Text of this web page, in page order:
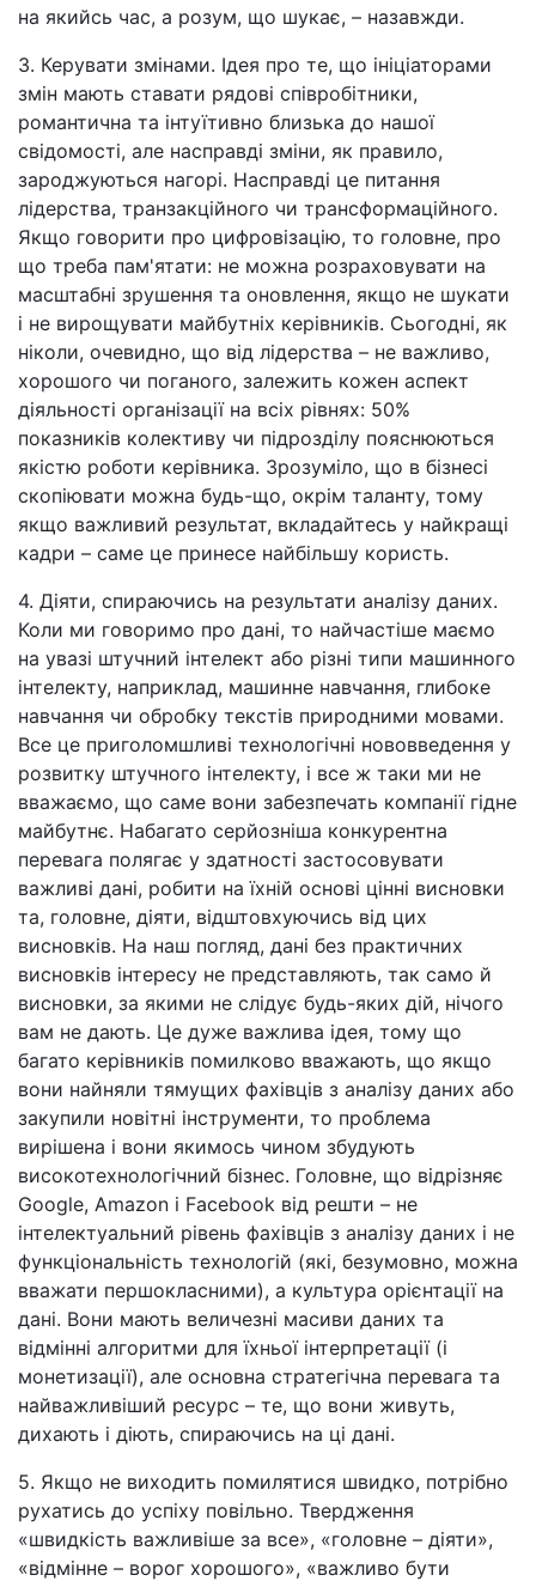
на якийсь час, а розум, що шукає, – назавжди.
3. Керувати змінами. Ідея про те, що ініціаторами
змін мають ставати рядові співробітники,
романтична та інтуїтивно близька до нашої
свідомості, але насправді зміни, як правило,
зароджуються нагорі. Насправді це питання
лідерства, транзакційного чи трансформаційного.
Якщо говорити про цифровізацію, то головне, про
що треба пам'ятати: не можна розраховувати на
масштабні зрушення та оновлення, якщо не шукати
і не вирощувати майбутніх керівників. Сьогодні, як
ніколи, очевидно, що від лідерства – не важливо,
хорошого чи поганого, залежить кожен аспект
діяльності організації на всіх рівнях: 50%
показників колективу чи підрозділу пояснюються
якістю роботи керівника. Зрозуміло, що в бізнесі
скопіювати можна будь-що, окрім таланту, тому
якщо важливий результат, вкладайтесь у найкращі
кадри – саме це принесе найбільшу користь.
4. Діяти, спираючись на результати аналізу даних.
Коли ми говоримо про дані, то найчастіше маємо
на увазі штучний інтелект або різні типи машинного
інтелекту, наприклад, машинне навчання, глибоке
навчання чи обробку текстів природними мовами.
Все це приголомшливі технологічні нововведення у
розвитку штучного інтелекту, і все ж таки ми не
вважаємо, що саме вони забезпечать компанії гідне
майбутнє. Набагато серйозніша конкурентна
перевага полягає у здатності застосовувати
важливі дані, робити на їхній основі цінні висновки
та, головне, діяти, відштовхуючись від цих
висновків. На наш погляд, дані без практичних
висновків інтересу не представляють, так само й
висновки, за якими не слідує будь-яких дій, нічого
вам не дають. Це дуже важлива ідея, тому що
багато керівників помилково вважають, що якщо
вони найняли тямущих фахівців з аналізу даних або
закупили новітні інструменти, то проблема
вирішена і вони якимось чином збудують
високотехнологічний бізнес. Головне, що відрізняє
Google, Amazon і Facebook від решти – не
інтелектуальний рівень фахівців з аналізу даних і не
функціональність технологій (які, безумовно, можна
вважати першокласними), а культура орієнтації на
дані. Вони мають величезні масиви даних та
відмінні алгоритми для їхньої інтерпретації (і
монетизації), але основна стратегічна перевага та
найважливіший ресурс – те, що вони живуть,
дихають і діють, спираючись на ці дані.
5. Якщо не виходить помилятися швидко, потрібно
рухатись до успіху повільно. Твердження
«швидкість важливіше за все», «головне – діяти»,
«відмінне – ворог хорошого», «важливо бути